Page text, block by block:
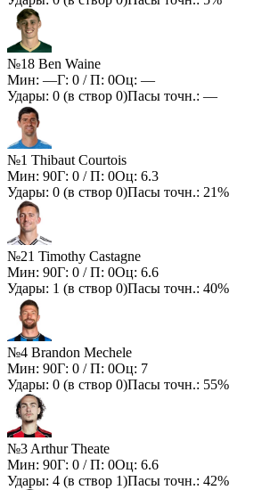
№18 Ben Waine
Мин: —Г: 0 / П: 0Оц: —
Удары: 0 (в створ 0)Пасы точн.: —
№1 Thibaut Courtois
Мин: 90Г: 0 / П: 0Оц: 6.3
Удары: 0 (в створ 0)Пасы точн.: 21%
№21 Timothy Castagne
Мин: 90Г: 0 / П: 0Оц: 6.6
Удары: 1 (в створ 0)Пасы точн.: 40%
№4 Brandon Mechele
Мин: 90Г: 0 / П: 0Оц: 7
Удары: 0 (в створ 0)Пасы точн.: 55%
№3 Arthur Theate
Мин: 90Г: 0 / П: 0Оц: 6.6
Удары: 4 (в створ 1)Пасы точн.: 42%